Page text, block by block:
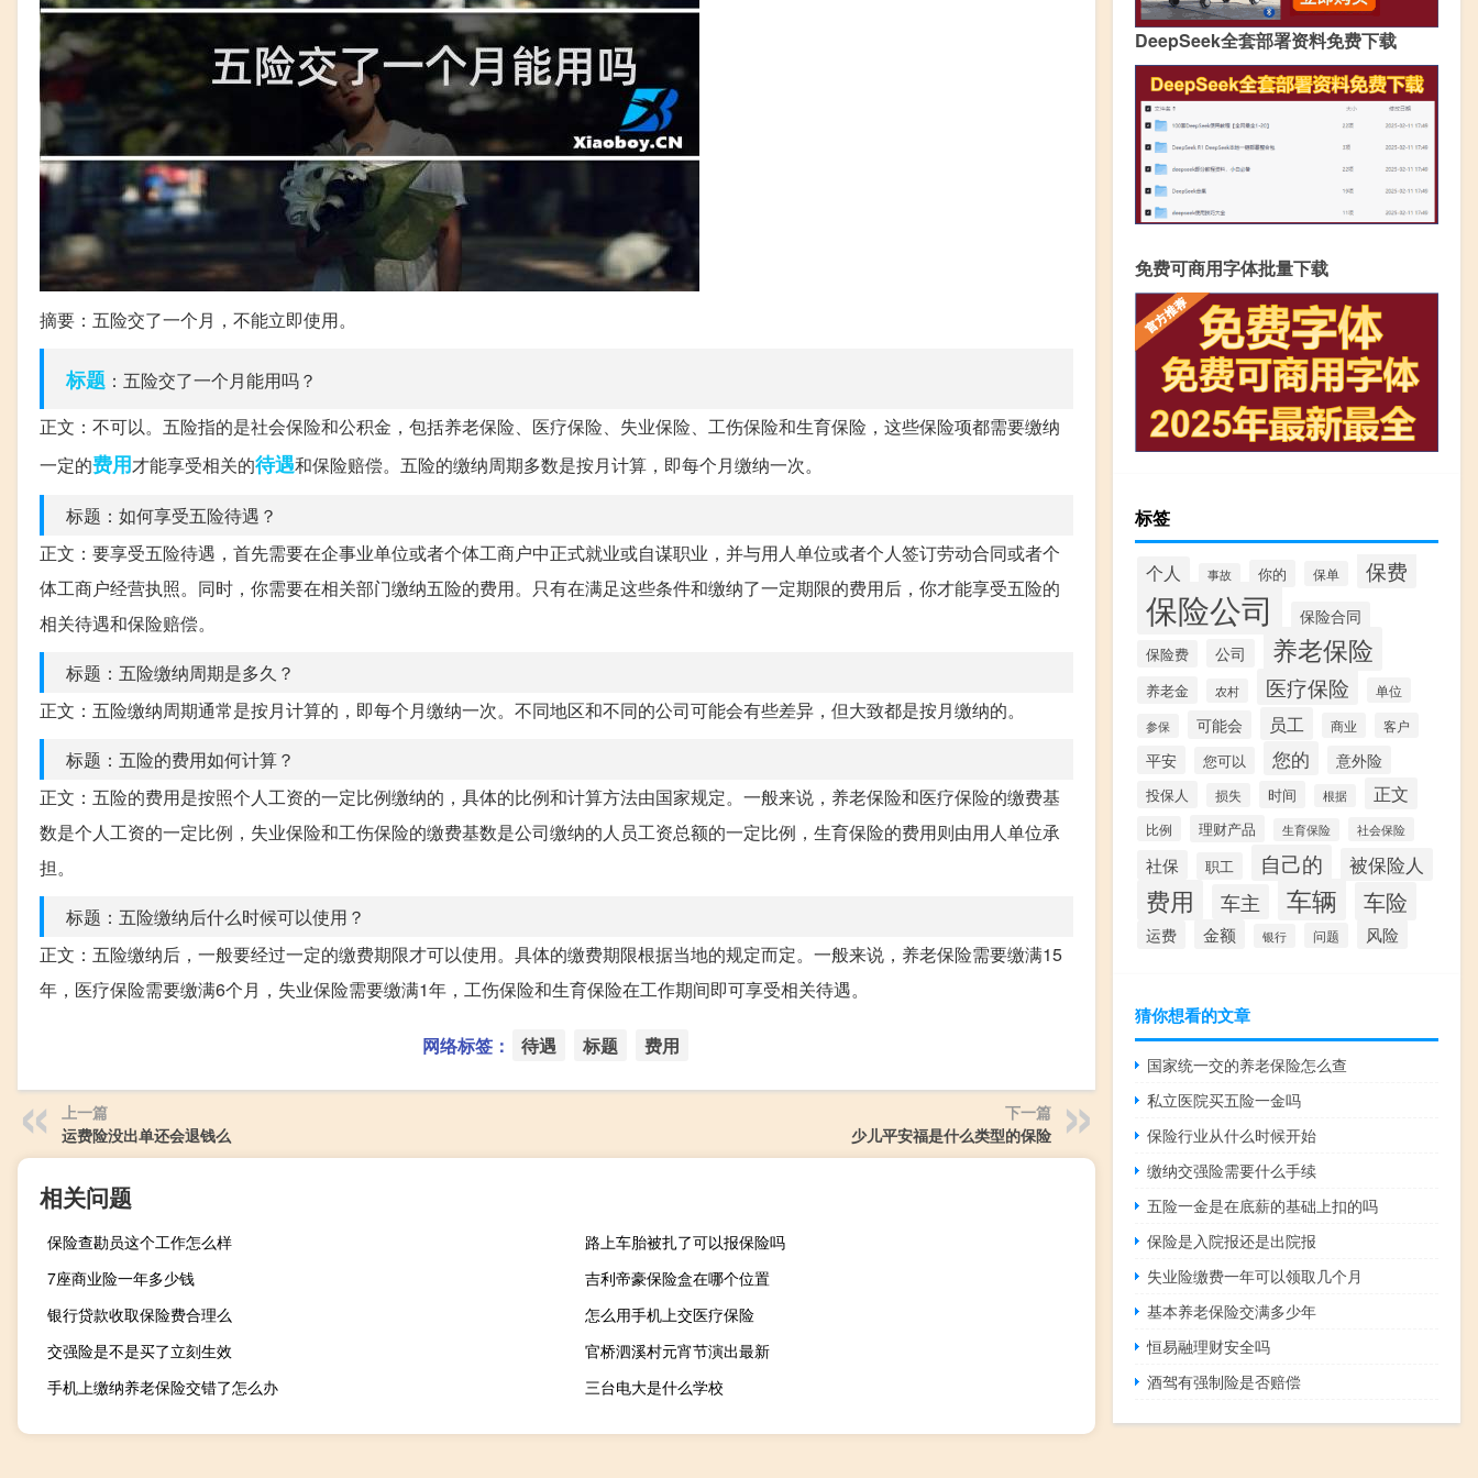
摘要：五险交了一个月，不能立即使用。
标题 ：五险交了一个月能用吗？
正文：不可以。五险指的是社会保险和公积金，包括养老保险、医疗保险、失业保险、工伤保险和生育保险，这些保险项都需要缴纳
一定的费用才能享受相关的待遇和保险赔偿。五险的缴纳周期多数是按月计算，即每个月缴纳一次。
标题：如何享受五险待遇？
正文：要享受五险待遇，首先需要在企事业单位或者个体工商户中正式就业或自谋职业，并与用人单位或者个人签订劳动合同或者个
体工商户经营执照。同时，你需要在相关部门缴纳五险的费用。只有在满足这些条件和缴纳了一定期限的费用后，你才能享受五险的
相关待遇和保险赔偿。
标题：五险缴纳周期是多久？
正文：五险缴纳周期通常是按月计算的，即每个月缴纳一次。不同地区和不同的公司可能会有些差异，但大致都是按月缴纳的。
标题：五险的费用如何计算？
正文：五险的费用是按照个人工资的一定比例缴纳的，具体的比例和计算方法由国家规定。一般来说，养老保险和医疗保险的缴费基
数是个人工资的一定比例，失业保险和工伤保险的缴费基数是公司缴纳的人员工资总额的一定比例，生育保险的费用则由用人单位承
担。
标题：五险缴纳后什么时候可以使用？
正文：五险缴纳后，一般要经过一定的缴费期限才可以使用。具体的缴费期限根据当地的规定而定。一般来说，养老保险需要缴满15
年，医疗保险需要缴满6个月，失业保险需要缴满1年，工伤保险和生育保险在工作期间即可享受相关待遇。
网络标签： 待遇 标题 费用
上一篇
运费险没出单还会退钱么
下一篇
少儿平安福是什么类型的保险
相关问题
保险查勘员这个工作怎么样
路上车胎被扎了可以报保险吗
7座商业险一年多少钱
吉利帝豪保险盒在哪个位置
银行贷款收取保险费合理么
怎么用手机上交医疗保险
交强险是不是买了立刻生效
官桥泗溪村元宵节演出最新
手机上缴纳养老保险交错了怎么办
三台电大是什么学校
DeepSeek全套部署资料免费下载
免费可商用字体批量下载
标签
个人 事故 你的 保单 保费
保险公司 保险合同
保险费 公司 养老保险
养老金 农村 医疗保险 单位
参保 可能会 员工 商业 客户
平安 您可以 您的 意外险
投保人 损失 时间 根据 正文
比例 理财产品 生育保险 社会保险
社保 职工 自己的 被保险人
费用 车主 车辆 车险
运费 金额 银行 问题 风险
猜你想看的文章
国家统一交的养老保险怎么查
私立医院买五险一金吗
保险行业从什么时候开始
缴纳交强险需要什么手续
五险一金是在底薪的基础上扣的吗
保险是入院报还是出院报
失业险缴费一年可以领取几个月
基本养老保险交满多少年
恒易融理财安全吗
酒驾有强制险是否赔偿